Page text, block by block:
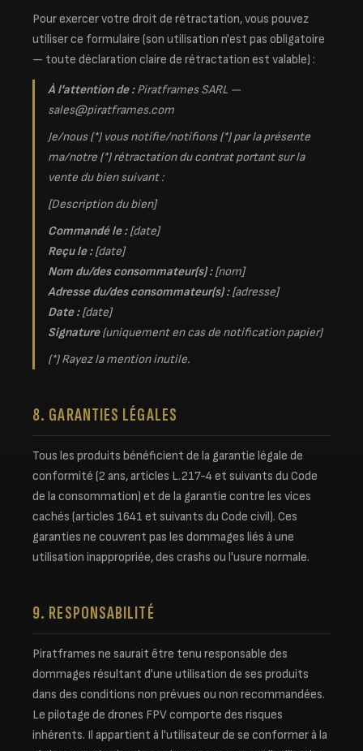
Pour exercer votre droit de rétractation, vous pouvez
utiliser ce formulaire (son utilisation n'est pas obligatoire
— toute déclaration claire de rétractation est valable) :
À l'attention de :Piratframes SARL —
sales@piratframes.com
Je/nous (*) vous notifie/notifions (*) par la présente
ma/notre (*) rétractation du contrat portant sur la
vente du bien suivant :
[Description du bien]
Commandé le :[date]
Reçu le :[date]
Nom du/des consommateur(s) :[nom]
Adresse du/des consommateur(s) :[adresse]
Date :[date]
Signature(uniquement en cas de notification papier)
(*) Rayez la mention inutile.
8. GARANTIES LÉGALES
Tous les produits bénéficient de la garantie légale de
conformité (2 ans, articles L.217-4 et suivants du Code
de la consommation) et de la garantie contre les vices
cachés (articles 1641 et suivants du Code civil). Ces
garanties ne couvrent pas les dommages liés à une
utilisation inappropriée, des crashs ou l'usure normale.
9. RESPONSABILITÉ
Piratframes ne saurait être tenu responsable des
dommages résultant d'une utilisation de ses produits
dans des conditions non prévues ou non recommandées.
Le pilotage de drones FPV comporte des risques
inhérents. Il appartient à l'utilisateur de se conformer à la